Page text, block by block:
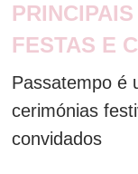
FESTAS E
Passatempo é
cerimónias
convidados